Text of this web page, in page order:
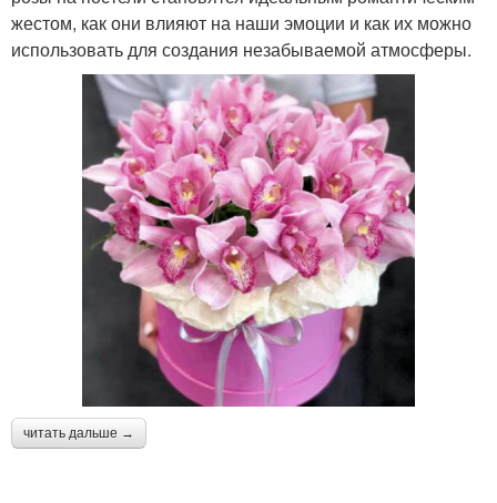
жестом, как они влияют на наши эмоции и как их можно
использовать для создания незабываемой атмосферы.
читать дальше →